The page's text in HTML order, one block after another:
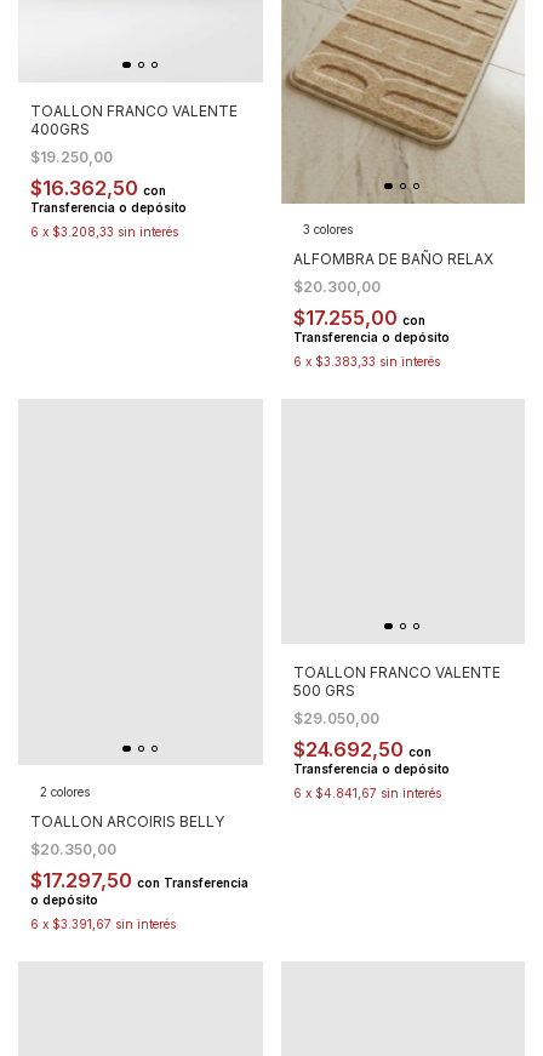
TOALLON FRANCO VALENTE
400GRS
$19.250,00
$16.362,50 con
Transferencia o depósito
6 x $3.208,33 sin interés 3 colores
ALFOMBRA DE BAÑO RELAX
$20.300,00
$17.255,00 con
Transferencia o depósito
6 x $3.383,33 sin interés
2 colores
TOALLON ARCOIRIS BELLY
$20.350,00
$17.297,50 con Transferencia
o depósito
6 x $3.391,67 sin interés
TOALLON FRANCO VALENTE
500 GRS
$29.050,00
$24.692,50 con
Transferencia o depósito
6 x $4.841,67 sin interés